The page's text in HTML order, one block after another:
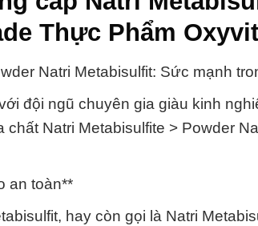
Thực Phẩm
Natri Metabisulfit: Sức mạnh
đội ngũ chuyên gia giàu kinh
Natri Metabisulfite > Powder
an toàn**
hay còn gọi là Natri